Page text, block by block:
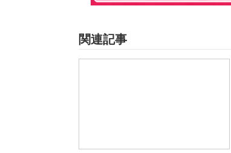
関連記事